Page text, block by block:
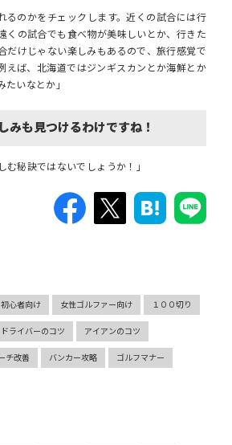
るのかをチェックします。近くの試合には行
くの試合でも食べ物が美味しいとか、行きた
だけじゃない楽しみもあるので、旅行感覚で
えば、北海道ではジンギスカンとか海鮮とか
たいなとか」
みも見つけるわけですね！
む秘訣ではないでしょうか！」
初心者向け 女性ゴルファー向け １００切り
ドライバーのコツ アイアンのコツ
チ改善 バンカー攻略 ゴルフマナー